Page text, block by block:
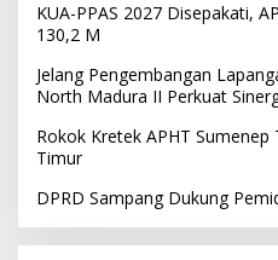
KUA-PPAS 2027 Disepakati,
130,2 M
Jelang Pengembangan
North Madura II Perkuat
Rokok Kretek APHT
Timur
DPRD Sampang Dukung